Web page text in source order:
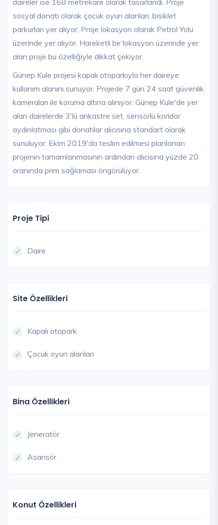
sosyal donatı olarak çocuk oyun alanları, bisiklet
parkurları yer alıyor. Proje lokasyon olarak Petrol Yolu
üzerinde yer alıyor. Hareketli bir lokasyon üzerinde yer
alan proje bu özelliğiyle dikkat çekiyor.
Günep Kule projesi kapalı otoparkıyla her daireye
kullanım alanını sunuyor. Projede 7 gün 24 saat güvenlik
kameraları ile koruma altına alınıyor. Günep Kule'de yer
alan dairelerde 3'lü ankastre set, sensörlü koridor
aydınlatması gibi donatılar alıcısına standart olarak
sunuluyor. Ekim 2019'da teslim edilmesi planlanan
projenin tamamlanmasının ardından alıcısına yüzde 20
oranında prim sağlaması öngörülüyor.
Proje Tipi
Daire
Site Özellikleri
Kapalı otopark
Çocuk oyun alanları
Bina Özellikleri
Jeneratör
Asansör
Konut Özellikleri